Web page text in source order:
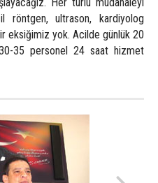
ultrason, kardiyolog
eksiğimiz yok. Acilde günlük 20
35 personel 24 saat hizmet